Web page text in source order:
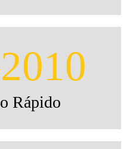
Rápido